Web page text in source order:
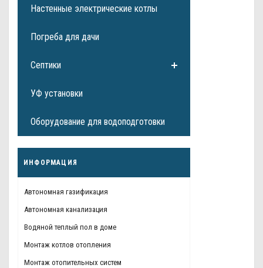
Настенные электрические котлы
Погреба для дачи
Септики
УФ установки
Оборудование для водоподготовки
ИНФОРМАЦИЯ
Автономная газификация
Автономная канализация
Водяной теплый пол в доме
Монтаж котлов отопления
Монтаж отопительных систем